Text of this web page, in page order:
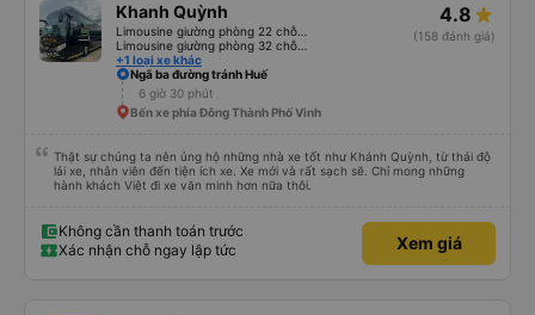
Khanh Quỳnh
+1 loại xe khác
4.8
(158 đánh giá)
Ngã ba đường tránh Huế
6 giờ 30 phút
Bến xe phía Đông Thành Phố Vinh
Thật sự chúng ta nên ủng hộ những nhà xe tốt như Khánh Quỳnh, từ thái độ
lái xe, nhân viên đến tiện ích xe. Xe mới và rất sạch sẽ. Chỉ mong những
hành khách Việt đi xe văn minh hơn nữa thôi.
Không cần thanh toán trước
Xác nhận chỗ ngay lập tức
Xem giá